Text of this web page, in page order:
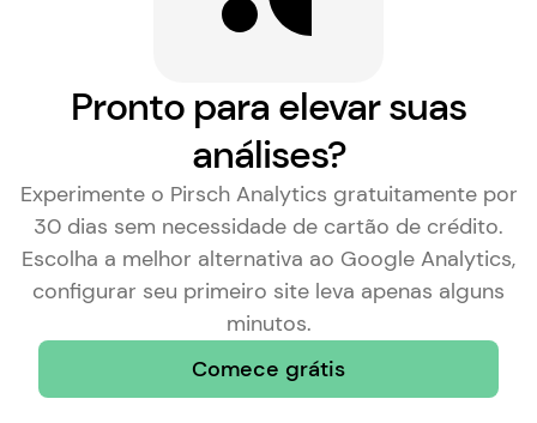
Pronto para elevar suas
análises?
Experimente o Pirsch Analytics gratuitamente por
30 dias sem necessidade de cartão de crédito.
Escolha a melhor alternativa ao Google Analytics,
configurar seu primeiro site leva apenas alguns
minutos.
Comece grátis